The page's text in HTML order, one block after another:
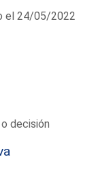
el 24/05/2022
decisión